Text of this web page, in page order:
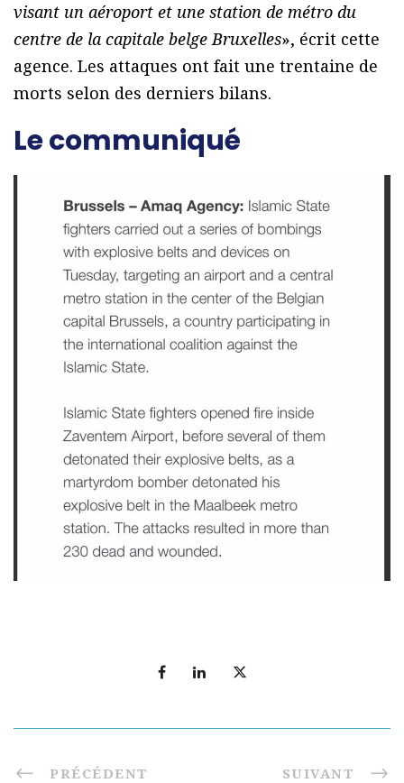
visant un aéroport et une station de métro du
centre de la capitale belge Bruxelles», écrit cette
agence. Les attaques ont fait une trentaine de
morts selon des derniers bilans.
Le communiqué
PRÉCÉDENT SUIVANT